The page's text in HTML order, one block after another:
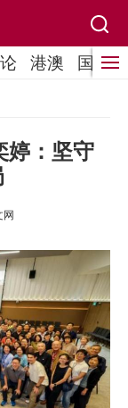
港澳 国际
婷：坚守
网